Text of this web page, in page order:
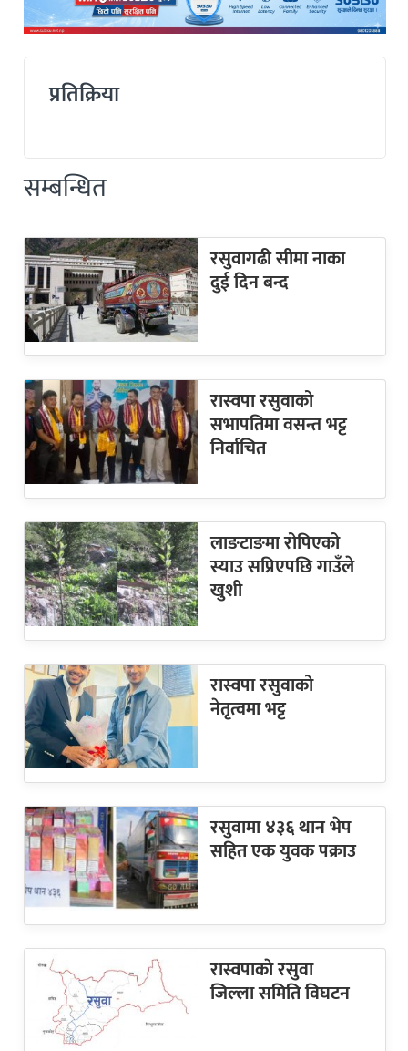
प्रतिक्रिया
सम्बन्धित
रसुवागढी सीमा नाका
दुई दिन बन्द
रास्वपा रसुवाको
सभापतिमा वसन्त भट्ट
निर्वाचित
लाङटाङमा रोपिएको
स्याउ सप्रिएपछि गाउँले
खुशी
रास्वपा रसुवाको
नेतृत्वमा भट्ट
रसुवामा ४३६ थान भेप
सहित एक युवक पक्राउ
रास्वपाकाे रसुवा
जिल्ला समिति विघटन